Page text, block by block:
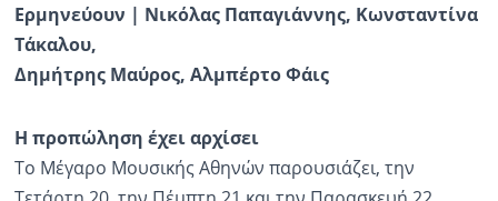
Ερμηνεύουν | Νικόλας Παπαγιάννης, Κωνσταντίνα
Τάκαλου,
Δημήτρης Μαύρος, Αλμπέρτο Φάις
Η προπώληση έχει αρχίσει
Το Μέγαρο Μουσικής Αθηνών παρουσιάζει, την